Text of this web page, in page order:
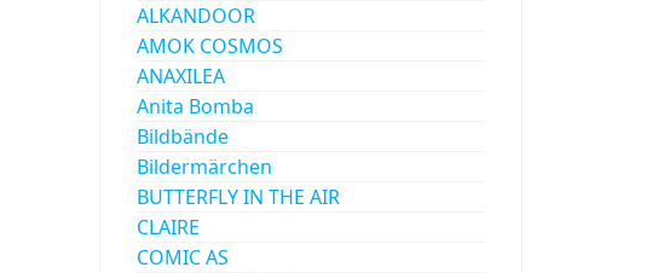
ALKANDOOR
AMOK COSMOS
ANAXILEA
Anita Bomba
Bildbände
Bildermärchen
BUTTERFLY IN THE AIR
CLAIRE
COMIC AS